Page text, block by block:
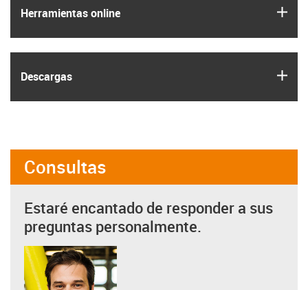
Herramientas online
Descargas
Consultas
Estaré encantado de responder a sus
preguntas personalmente.